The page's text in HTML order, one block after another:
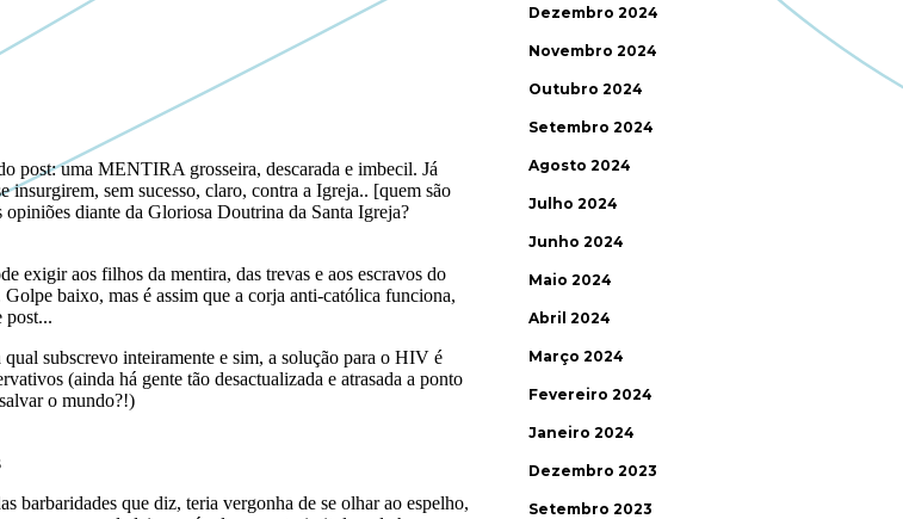
Dezembro 2024
Novembro 2024
Outubro 2024
Setembro 2024
Agosto 2024
Julho 2024
Junho 2024
Maio 2024
Abril 2024
Março 2024
Fevereiro 2024
Janeiro 2024
Dezembro 2023
Setembro 2023